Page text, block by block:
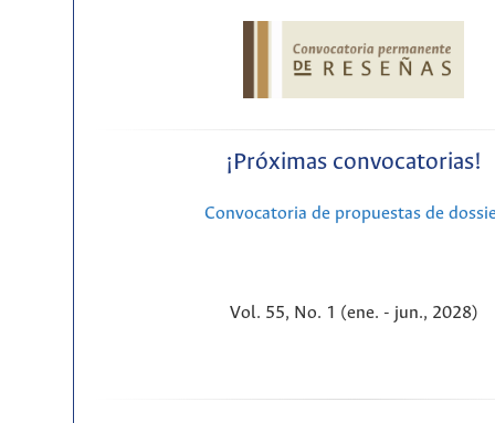
¡Próximas convocatorias!
Convocatoria de propuestas de
Vol. 55, No. 1 (ene. - jun., 2028)